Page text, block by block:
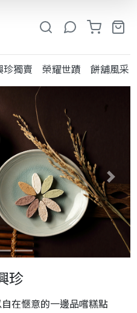
珍獨賣 榮耀世蹟 餅舖風采
Next
珍
在愜意的一邊品嚐糕點